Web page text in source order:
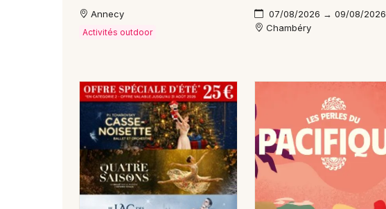
Annecy
Activités outdoor
07/08/2026 → 09/08/2026
Chambéry